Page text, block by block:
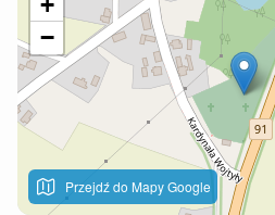
−
Przejdź do Mapy Google